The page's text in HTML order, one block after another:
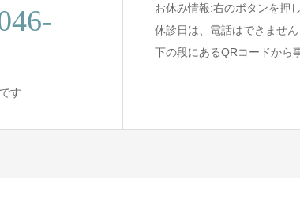
す
お休み情報:右のボタンを押
休診日は、電話はできません
下の段にあるQRコードから